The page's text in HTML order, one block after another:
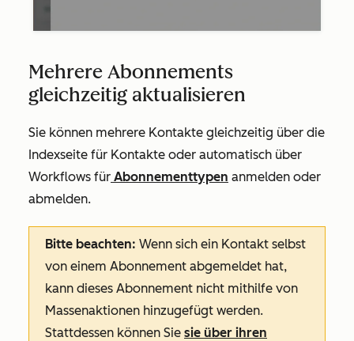
Mehrere Abonnements
gleichzeitig aktualisieren
Sie können mehrere Kontakte gleichzeitig über die
Indexseite für Kontakte oder automatisch über
Workflows für Abonnementtypen anmelden oder
abmelden.
Bitte beachten: Wenn sich ein Kontakt selbst
von einem Abonnement abgemeldet hat,
kann dieses Abonnement nicht mithilfe von
Massenaktionen hinzugefügt werden.
Stattdessen können Sie sie über ihren